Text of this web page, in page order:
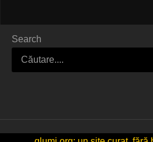
Search